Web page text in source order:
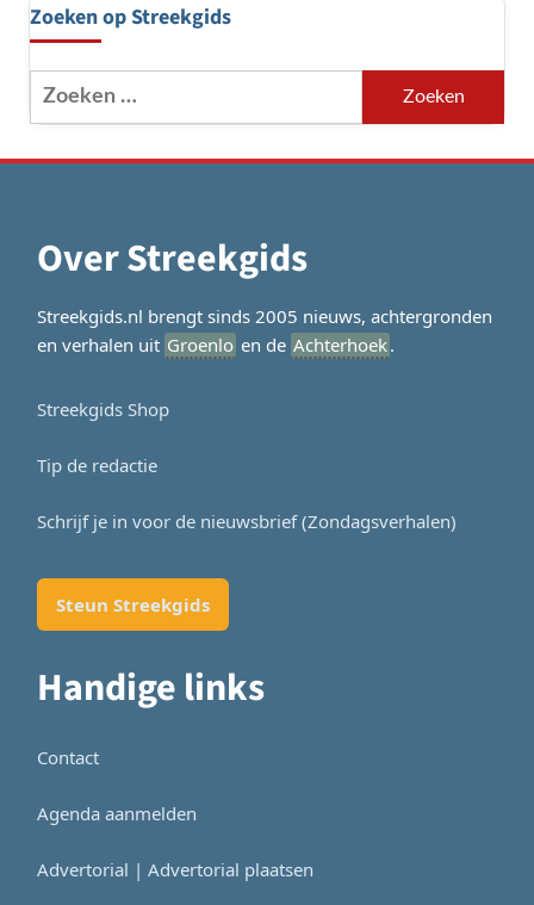
Zoeken op Streekgids
Zoeken
naar:
Over Streekgids
Streekgids.nl brengt sinds 2005 nieuws, achtergronden
en verhalen uit Groenlo en de Achterhoek.
Streekgids Shop
Tip de redactie
Schrijf je in voor de nieuwsbrief (Zondagsverhalen)
Steun Streekgids
Handige links
Contact
Agenda aanmelden
Advertorial | Advertorial plaatsen